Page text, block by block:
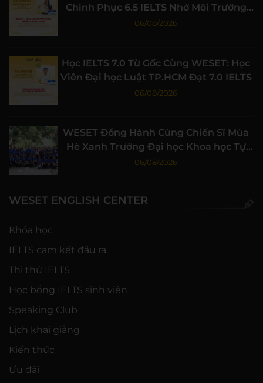
Chinh Phục 6.5 IELTS Nhờ Môi Trường
Học Tập Chất Lượng
06/08/2026
Học IELTS 7.0 Từ Gốc Cùng WESET: Học
Viên Đại học Luật TP.HCM Đạt 7.0 IELTS
06/08/2026
WESET Đồng Hành Cùng Chiến Sĩ Mùa
Hè Xanh Trường Đại học Khoa học Tự
nhiên, ĐHQG-HCM
06/08/2026
WESET ENGLISH CENTER
Khóa học
IELTS cam kết đầu ra
Thi thử IELTS
Học bổng IELTS sinh viên
Speaking Club
Lịch khai giảng
Kiến thức
Ưu đãi